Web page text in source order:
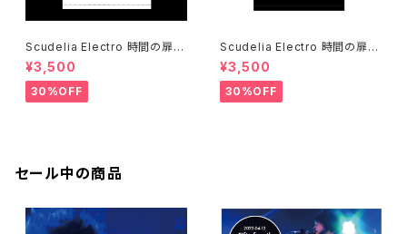
Scudelia Electro 時間の扉T
シャツ・半袖・ホワイト
¥3,500
30%OFF
Scudelia Electro 時間の扉T
シャツ・半袖・ブラック
¥3,500
30%OFF
セール中の商品